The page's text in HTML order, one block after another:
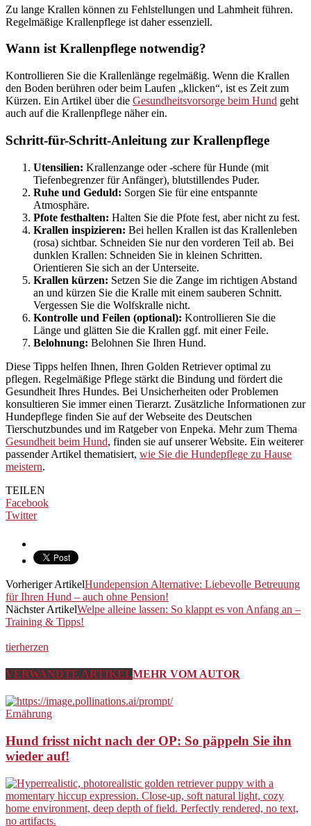
Zu lange Krallen können zu Fehlstellungen und Lahmheit führen.
Regelmäßige Krallenpflege ist daher essenziell.
Wann ist Krallenpflege notwendig?
Kontrollieren Sie die Krallenlänge regelmäßig. Wenn die Krallen
den Boden berühren oder beim Laufen „klicken“, ist es Zeit zum
Kürzen. Ein Artikel über die Gesundheitsvorsorge beim Hund geht
auch auf die Krallenpflege näher ein.
Schritt-für-Schritt-Anleitung zur Krallenpflege
Utensilien: Krallenzange oder -schere für Hunde (mit
Tiefenbegrenzer für Anfänger), blutstillendes Puder.
Ruhe und Geduld: Sorgen Sie für eine entspannte
Atmosphäre.
Pfote festhalten: Halten Sie die Pfote fest, aber nicht zu fest.
Krallen inspizieren: Bei hellen Krallen ist das Krallenleben
(rosa) sichtbar. Schneiden Sie nur den vorderen Teil ab. Bei
dunklen Krallen: Schneiden Sie in kleinen Schritten.
Orientieren Sie sich an der Unterseite.
Krallen kürzen: Setzen Sie die Zange im richtigen Abstand
an und kürzen Sie die Kralle mit einem sauberen Schnitt.
Vergessen Sie die Wolfskralle nicht.
Kontrolle und Feilen (optional): Kontrollieren Sie die
Länge und glätten Sie die Krallen ggf. mit einer Feile.
Belohnung: Belohnen Sie Ihren Hund.
Diese Tipps helfen Ihnen, Ihren Golden Retriever optimal zu
pflegen. Regelmäßige Pflege stärkt die Bindung und fördert die
Gesundheit Ihres Hundes. Bei Unsicherheiten oder Problemen
konsultieren Sie immer einen Tierarzt. Zusätzliche Informationen zur
Hundepflege finden Sie auf der Webseite des Deutschen
Tierschutzbundes und im Ratgeber von Enpeka. Mehr zum Thema
Gesundheit beim Hund, finden sie auf unserer Website. Ein weiterer
passender Artikel thematisiert, wie Sie die Hundepflege zu Hause
meistern.
TEILEN
Facebook
Twitter
Vorheriger ArtikelHundepension Alternative: Liebevolle Betreuung
für Ihren Hund – auch ohne Pension!
Nächster ArtikelWelpe alleine lassen: So klappt es von Anfang an –
Training & Tipps!
tierherzen
VERWANDTE ARTIKELMEHR VOM AUTOR
Ernährung
Hund frisst nicht nach der OP: So päppeln Sie ihn
wieder auf!